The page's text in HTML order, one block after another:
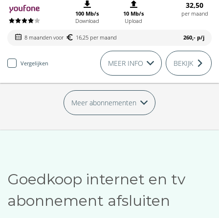
100 Mb/s
Download
10 Mb/s
Upload
32,50
per maand
8 maanden voor 16,25 per maand 260,- p/j
Vergelijken MEER INFO BEKIJK
Meer abonnementen
Goedkoop internet en tv
abonnement afsluiten